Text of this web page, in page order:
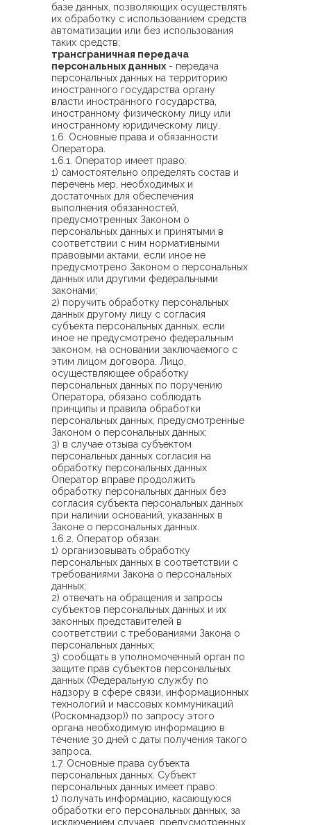
базе данных, позволяющих осуществлять
их обработку с использованием средств
автоматизации или без использования
таких средств;
трансграничная передача
персональных данных - передача
персональных данных на территорию
иностранного государства органу
власти иностранного государства,
иностранному физическому лицу или
иностранному юридическому лицу.
1.6. Основные права и обязанности
Оператора.
1.6.1. Оператор имеет право:
1) самостоятельно определять состав и
перечень мер, необходимых и
достаточных для обеспечения
выполнения обязанностей,
предусмотренных Законом о
персональных данных и принятыми в
соответствии с ним нормативными
правовыми актами, если иное не
предусмотрено Законом о персональных
данных или другими федеральными
законами;
2) поручить обработку персональных
данных другому лицу с согласия
субъекта персональных данных, если
иное не предусмотрено федеральным
законом, на основании заключаемого с
этим лицом договора. Лицо,
осуществляющее обработку
персональных данных по поручению
Оператора, обязано соблюдать
принципы и правила обработки
персональных данных, предусмотренные
Законом о персональных данных;
3) в случае отзыва субъектом
персональных данных согласия на
обработку персональных данных
Оператор вправе продолжить
обработку персональных данных без
согласия субъекта персональных данных
при наличии оснований, указанных в
Законе о персональных данных.
1.6.2. Оператор обязан:
1) организовывать обработку
персональных данных в соответствии с
требованиями Закона о персональных
данных;
2) отвечать на обращения и запросы
субъектов персональных данных и их
законных представителей в
соответствии с требованиями Закона о
персональных данных;
3) сообщать в уполномоченный орган по
защите прав субъектов персональных
данных (Федеральную службу по
надзору в сфере связи, информационных
технологий и массовых коммуникаций
(Роскомнадзор)) по запросу этого
органа необходимую информацию в
течение 30 дней с даты получения такого
запроса.
1.7. Основные права субъекта
персональных данных. Субъект
персональных данных имеет право:
1) получать информацию, касающуюся
обработки его персональных данных, за
исключением случаев, предусмотренных